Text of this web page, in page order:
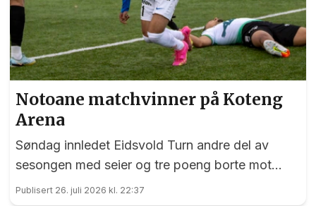
Notoane matchvinner på Koteng
Arena
Søndag innledet Eidsvold Turn andre del av
sesongen med seier og tre poeng borte mot
Trygg/Lade.
Publisert 26. juli 2026 kl. 22:37